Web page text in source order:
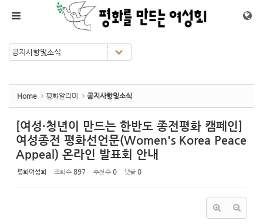
Home 평화알리미 공지사항및소식
[여성·청년이 만드는 한반도 종전평화 캠페인]
여성종전 평화선언문(Women's Korea Peace
Appeal) 온라인 발표회 안내
평화여성회 조회 수 897 추천 수 0 댓글 0